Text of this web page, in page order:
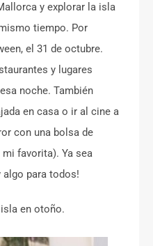
y explorar la isla
tiempo. Por
el 31 de octubre.
y lugares
noche. También
en casa o ir al cine a
con una bolsa de
favorita). Ya sea
algo para todos!
en otoño.